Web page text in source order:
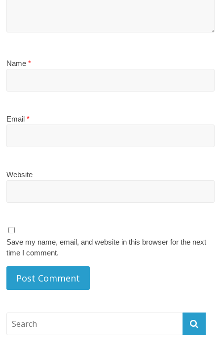
Name*
Email*
Website
Save my name, email, and website in this browser for the next
time I comment.